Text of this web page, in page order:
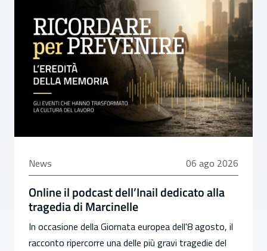
News 06 agosto 2026
06 ago 2026
Online il podcast dell’Inail dedicato alla
tragedia di Marcinelle
In occasione della Giornata europea dell'8 agosto, il
racconto ripercorre una delle più gravi tragedie del